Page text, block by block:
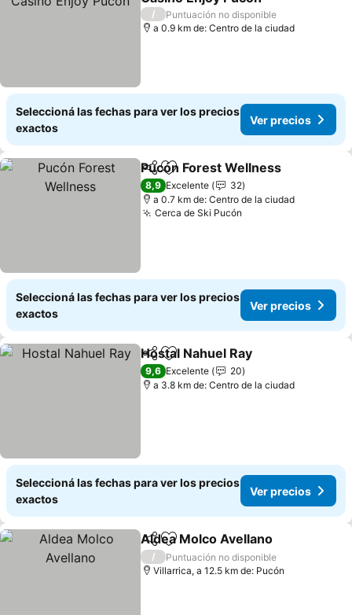
Ver precios
/
Puntuación no disponible
a 0.9 km de: Centro de la ciudad
Seleccioná las fechas para ver los precios
exactos
Ver precios
CompartirAñadir a favoritos
Pucón Forest Wellness
8,9 Excelente
32
a 0.7 km de: Centro de la ciudad
Cerca de Ski Pucón
Seleccioná las fechas para ver los precios
exactos
Ver precios
CompartirAñadir a favoritos
Hostal Nahuel Ray
9,6 Excelente
20
a 3.8 km de: Centro de la ciudad
Seleccioná las fechas para ver los precios
exactos
Ver precios
CompartirAñadir a favoritos
Aldea Molco Avellano
/
Puntuación no disponible
Villarrica, a 12.5 km de: Pucón